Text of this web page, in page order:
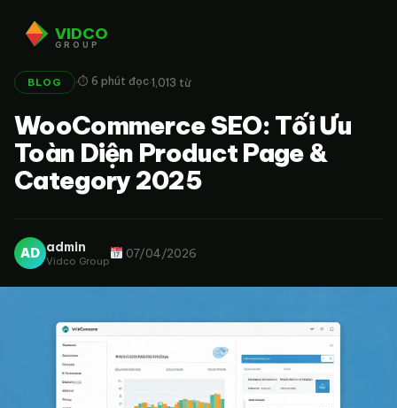
VIDCO
GROUP
BLOG ·⏱ 6 phút đọc·1,013 từ
WooCommerce SEO: Tối Ưu
Toàn Diện Product Page &
Category 2025
AD admin
Vidco Group
07/04/2026